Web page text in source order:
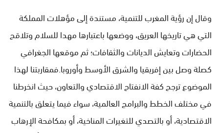
وقال إن رؤية المغرب للتنمية، مستندة إلى مؤهلات المملكة
التي هي تاريخها العريق، ووضعها باعتبارها مهدا للسلام وتلاقح
الحضارات وتعايش الديانات والثقافات؛ ثم موقعها الجغرافي
كصلة وصل بين إفريقيا والشرق الأوسط وأوروبا.فمقاربتنا لهذا
الموضوع ترجح كفة الانفتاح الاقتصادي والتعاون، حيث انخرطنا
في مختلف الخطط والبرامج العالمية، سواء فيما يتعلق بالتنمية
الاقتصادية، أو بالتصدي للتغيرات المناخية، أو بمكافحة الإرهاب